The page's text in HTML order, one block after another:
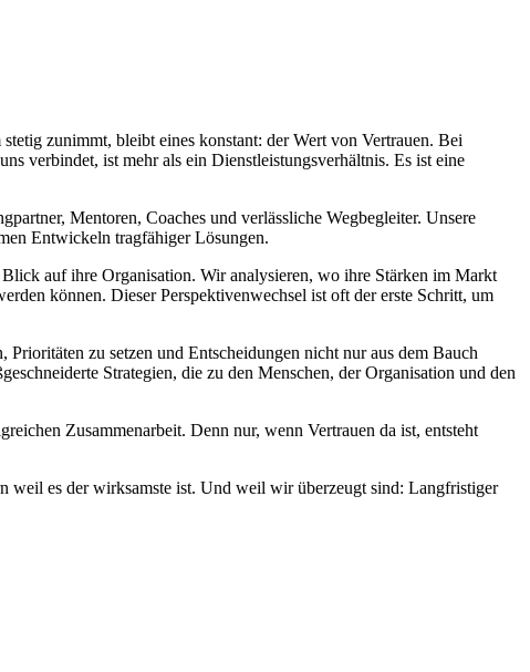
zunimmt, bleibt eines konstant: der Wert von Vertrauen. Bei
verbindet, ist mehr als ein Dienstleistungsverhältnis. Es ist eine
Mentoren, Coaches und verlässliche Wegbegleiter. Unsere
Entwickeln tragfähiger Lösungen.
auf ihre Organisation. Wir analysieren, wo ihre Stärken im Markt
können. Dieser Perspektivenwechsel ist oft der erste Schritt, um
zu setzen und Entscheidungen nicht nur aus dem Bauch
Strategien, die zu den Menschen, der Organisation und den
Zusammenarbeit. Denn nur, wenn Vertrauen da ist, entsteht
weil es der wirksamste ist. Und weil wir überzeugt sind: Langfristiger